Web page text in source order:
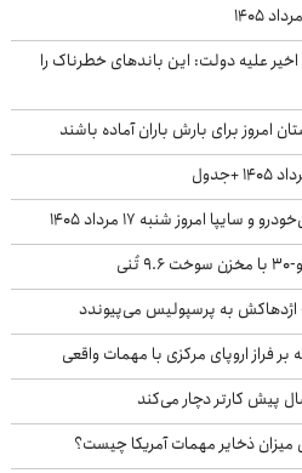
علیه دولت: این باندهای خطرناک را
امروز شنبه ۱۷ مرداد ۱۴۰۵
اژدهاکش به پرسپولیس می‌پیوندد
ذخایر مهمات آمریکا چیست؟